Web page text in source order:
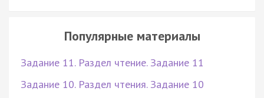
Популярные материалы
Задание 11. Раздел чтение. Задание 11
Задание 10. Раздел чтения. Задание 10